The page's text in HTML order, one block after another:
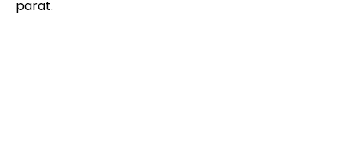
Hierfür steht unserem internationalen